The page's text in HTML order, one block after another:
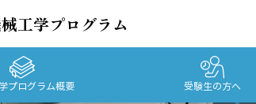
工学プログラム
プログラム概要 受験生の方へ